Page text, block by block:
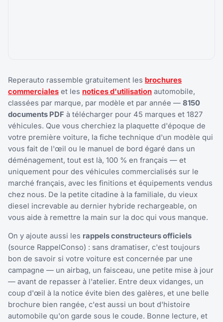
Reperauto rassemble gratuitement les brochures
commerciales et les notices d'utilisation automobile,
classées par marque, par modèle et par année — 8150
documents PDF à télécharger pour 45 marques et 1827
véhicules. Que vous cherchiez la plaquette d'époque de
votre première voiture, la fiche technique d'un modèle qui
vous fait de l'œil ou le manuel de bord égaré dans un
déménagement, tout est là, 100 % en français — et
uniquement pour des véhicules commercialisés sur le
marché français, avec les finitions et équipements vendus
chez nous. De la petite citadine à la familiale, du vieux
diesel increvable au dernier hybride rechargeable, on
vous aide à remettre la main sur la doc qui vous manque.
On y ajoute aussi les rappels constructeurs officiels
(source RappelConso) : sans dramatiser, c'est toujours
bon de savoir si votre voiture est concernée par une
campagne — un airbag, un faisceau, une petite mise à jour
— avant de repasser à l'atelier. Entre deux vidanges, un
coup d'œil à la notice évite bien des galères, et une belle
brochure bien rangée, c'est aussi un bout d'histoire
automobile qu'on garde sous le coude. Bonne lecture, et